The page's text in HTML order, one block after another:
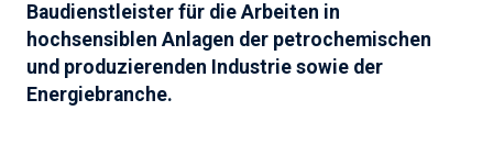
Baudienstleister für die Arbeiten in
hochsensiblen Anlagen der petrochemischen
und produzierenden Industrie sowie der
Energiebranche.